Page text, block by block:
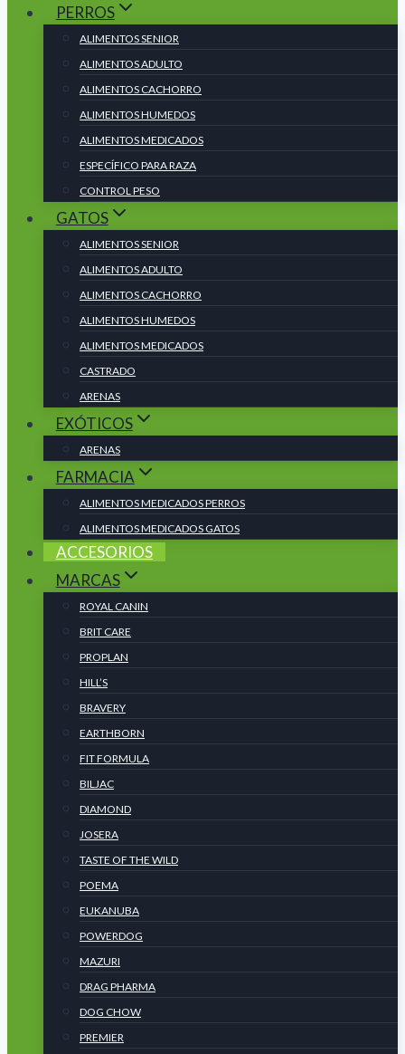
PERROS
ALIMENTOS SENIOR
ALIMENTOS ADULTO
ALIMENTOS CACHORRO
ALIMENTOS HUMEDOS
ALIMENTOS MEDICADOS
ESPECÍFICO PARA RAZA
CONTROL PESO
GATOS
ALIMENTOS SENIOR
ALIMENTOS ADULTO
ALIMENTOS CACHORRO
ALIMENTOS HUMEDOS
ALIMENTOS MEDICADOS
CASTRADO
ARENAS
EXÓTICOS
ARENAS
FARMACIA
ALIMENTOS MEDICADOS PERROS
ALIMENTOS MEDICADOS GATOS
ACCESORIOS
MARCAS
ROYAL CANIN
BRIT CARE
PROPLAN
HILL’S
BRAVERY
EARTHBORN
FIT FORMULA
BILJAC
DIAMOND
JOSERA
TASTE OF THE WILD
POEMA
EUKANUBA
POWERDOG
MAZURI
DRAG PHARMA
DOG CHOW
PREMIER